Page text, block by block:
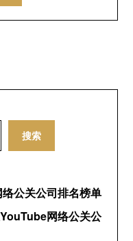
搜索
公关公司排名榜单
网络公关公